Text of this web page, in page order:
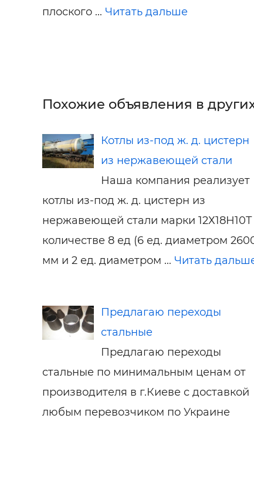
плоского ... Читать дальше
Похожие объявления в
Котлы из-под ж. д. цистерн
из нержавеющей стали
Наша компания реализует
котлы из-под ж. д. цистерн из
нержавеющей стали марки 12Х18Н10Т
количестве 8 ед (6 ед. диаметром
мм и 2 ед. диаметром ... Читать
Предлагаю переходы
стальные
Предлагаю переходы
стальные по минимальным ценам от
производителя в г.Киеве с доставкой
любым перевозчиком по Украине